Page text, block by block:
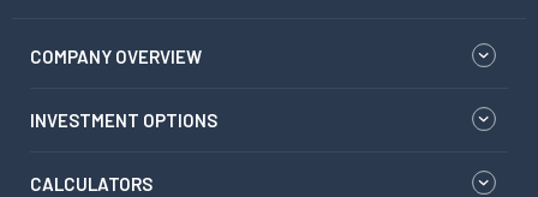
COMPANY OVERVIEW
INVESTMENT OPTIONS
CALCULATORS